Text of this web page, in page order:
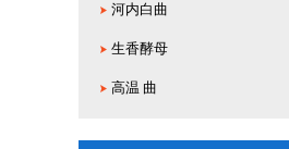
河内白曲
生香酵母
高温 曲